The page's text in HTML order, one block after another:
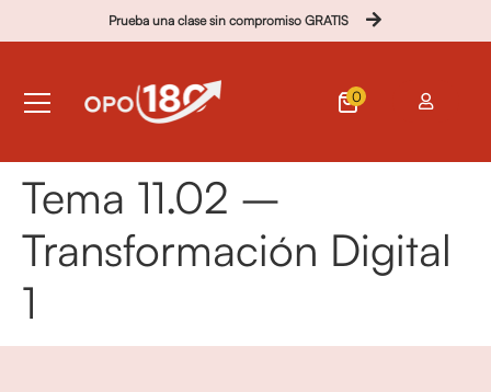
Prueba una clase sin compromiso GRATIS
0
Tema 11.02 –
Transformación Digital
1